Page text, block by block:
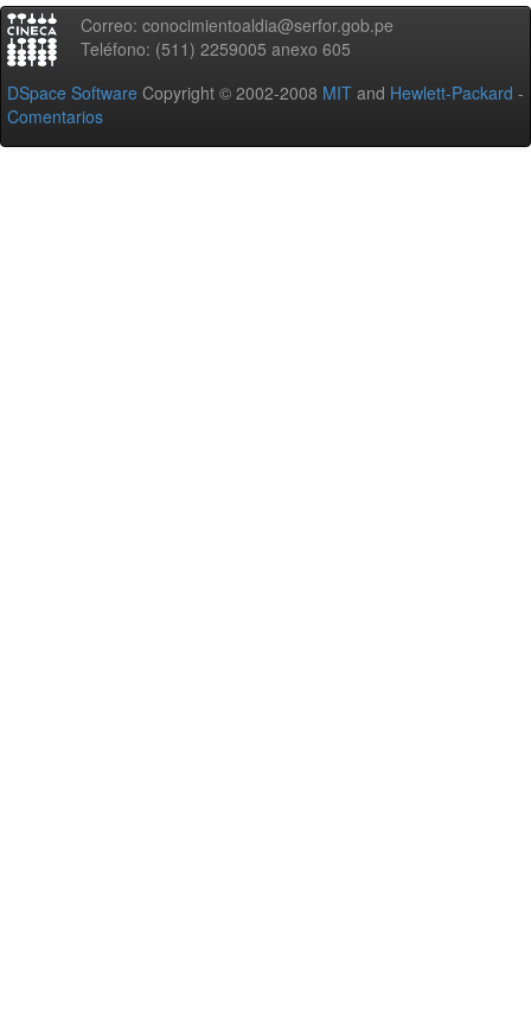
Correo: conocimientoaldia@serfor.gob.pe
Teléfono: (511) 2259005 anexo 605
DSpace Software Copyright © 2002-2008 MIT and Hewlett-Packard -
Comentarios